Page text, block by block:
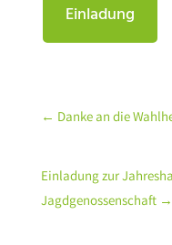
Einladung
← Danke an die
Einladung zur
Jagdgenossenschaft→